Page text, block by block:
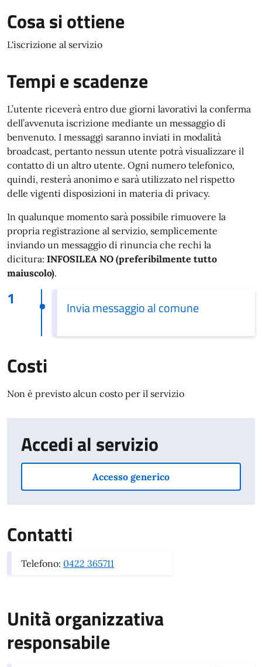
Cosa si ottiene
L'iscrizione al servizio
Tempi e scadenze
L’utente riceverà entro due giorni lavorativi la conferma
dell’avvenuta iscrizione mediante un messaggio di
benvenuto. I messaggi saranno inviati in modalità
broadcast, pertanto nessun utente potrà visualizzare il
contatto di un altro utente. Ogni numero telefonico,
quindi, resterà anonimo e sarà utilizzato nel rispetto
delle vigenti disposizioni in materia di privacy.
In qualunque momento sarà possibile rimuovere la
propria registrazione al servizio, semplicemente
inviando un messaggio di rinuncia che rechi la
dicitura: INFOSILEA NO (preferibilmente tutto
maiuscolo).
1 Invia messaggio al comune
Costi
Non è previsto alcun costo per il servizio
Accedi al servizio
Accesso generico
Contatti
Telefono: 0422 365711
Unità organizzativa
responsabile